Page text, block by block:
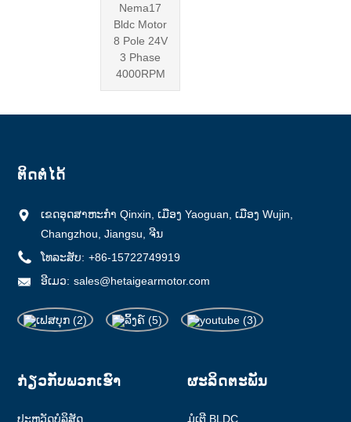
Nema17
Bldc Motor
8 Pole 24V
3 Phase
4000RPM
ຕິດຕໍ່ໄດ້
ເຂດ​ອຸດ​ສາ​ຫະ​ກໍາ Qinxin​, ເມືອງ Yaoguan​, ເມືອງ Wujin​,
Changzhou​, Jiangsu​, ຈີນ​
ໂທລະສັບ: +86-15722749919
ອີເມວ: sales@hetaigearmotor.com
ກ່ຽວ​ກັບ​ພວກ​ເຮົາ
ປະ​ຫວັດ​ບໍ​ລິ​ສັດ
ຜະລິດຕະພັນ
ມໍເຕີ BLDC